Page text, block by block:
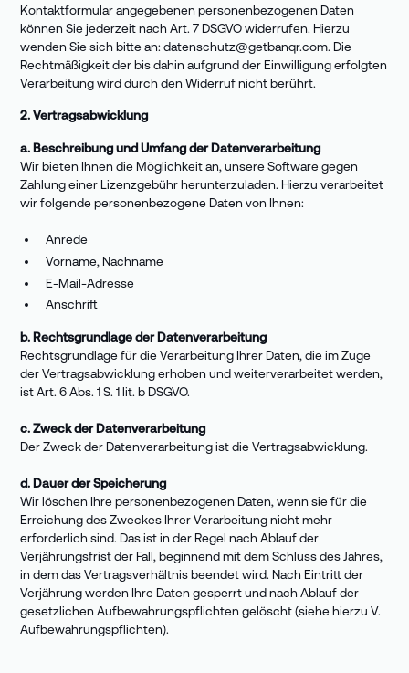
Kontaktformular angegebenen personenbezogenen Daten
können Sie jederzeit nach Art. 7 DSGVO widerrufen. Hierzu
wenden Sie sich bitte an: datenschutz@getbanqr.com. Die
Rechtmäßigkeit der bis dahin aufgrund der Einwilligung erfolgten
Verarbeitung wird durch den Widerruf nicht berührt.
2. Vertragsabwicklung
a. Beschreibung und Umfang der Datenverarbeitung
Wir bieten Ihnen die Möglichkeit an, unsere Software gegen
Zahlung einer Lizenzgebühr herunterzuladen. Hierzu verarbeitet
wir folgende personenbezogene Daten von Ihnen:
Anrede
Vorname, Nachname
E-Mail-Adresse
Anschrift
b. Rechtsgrundlage der Datenverarbeitung
Rechtsgrundlage für die Verarbeitung Ihrer Daten, die im Zuge
der Vertragsabwicklung erhoben und weiterverarbeitet werden,
ist Art. 6 Abs. 1 S. 1 lit. b DSGVO.
c. Zweck der Datenverarbeitung
Der Zweck der Datenverarbeitung ist die Vertragsabwicklung.
d. Dauer der Speicherung
Wir löschen Ihre personenbezogenen Daten, wenn sie für die
Erreichung des Zweckes Ihrer Verarbeitung nicht mehr
erforderlich sind. Das ist in der Regel nach Ablauf der
Verjährungsfrist der Fall, beginnend mit dem Schluss des Jahres,
in dem das Vertragsverhältnis beendet wird. Nach Eintritt der
Verjährung werden Ihre Daten gesperrt und nach Ablauf der
gesetzlichen Aufbewahrungspflichten gelöscht (siehe hierzu V.
Aufbewahrungspflichten).